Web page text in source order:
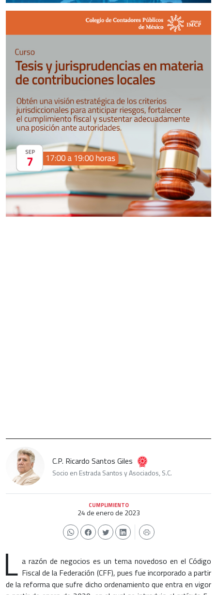
C.P. Ricardo Santos Giles
Socio en Estrada Santos y Asociados, S.C.
CUMPLIMIENTO
24 de enero de 2023
L a razón de negocios es un tema novedoso en el Código
Fiscal de la Federación (CFF), pues fue incorporado a partir
de la reforma que sufre dicho ordenamiento que entra en vigor